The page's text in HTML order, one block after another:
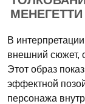
МЕНЕГЕТТИ
В
внешний сюжет,
Этот образ
эффектной
персонажа